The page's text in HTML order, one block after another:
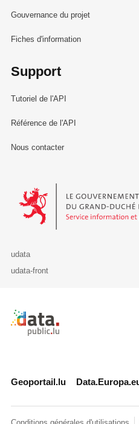
Gouvernance du projet
Fiches d'information
Support
Tutoriel de l'API
Référence de l'API
Nous contacter
Le Gouvernement du Grand-
udata
udata-front
Retour à l'accueil de
Geoportail.lu